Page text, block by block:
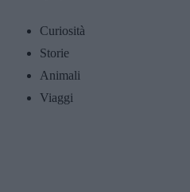
Curiosità
Storie
Animali
Viaggi